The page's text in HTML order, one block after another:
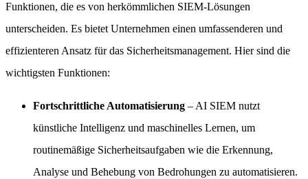
Funktionen, die es von herkömmlichen SIEM-Lösungen
unterscheiden. Es bietet Unternehmen einen umfassenderen und
effizienteren Ansatz für das Sicherheitsmanagement. Hier sind die
wichtigsten Funktionen:
Fortschrittliche Automatisierung – AI SIEM nutzt
künstliche Intelligenz und maschinelles Lernen, um
routinemäßige Sicherheitsaufgaben wie die Erkennung,
Analyse und Behebung von Bedrohungen zu automatisieren.